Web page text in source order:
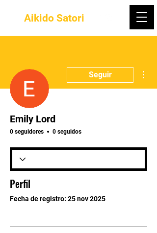
Aikido Satori
Seguir
Emily Lord
0 seguidores 0 seguidos
Perfil
Fecha de registro: 25 nov 2025